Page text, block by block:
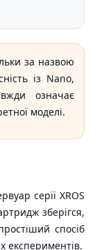
за назвою
із Nano,
означає
моделі.
серії XROS
зберігся,
спосіб
експериментів.